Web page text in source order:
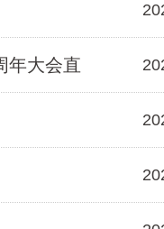
年大会直